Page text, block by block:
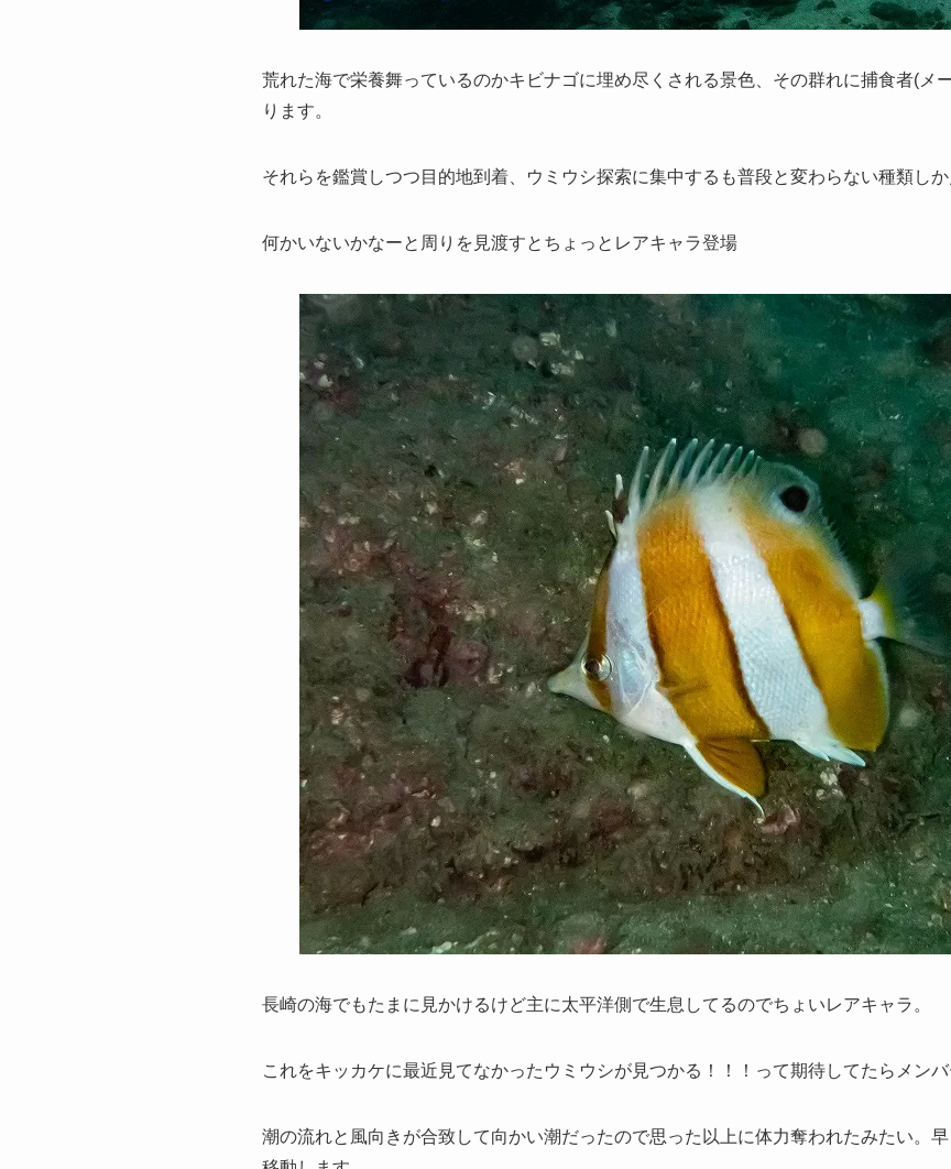
荒れた海で栄養舞っているのかキビナゴに埋め尽くされる景色、その群れに捕食者(メ
ります。
それらを鑑賞しつつ目的地到着、ウミウシ探索に集中するも普段と変わらない種類しか
何かいないかなーと周りを見渡すとちょっとレアキャラ登場
長崎の海でもたまに見かけるけど主に太平洋側で生息してるのでちょいレアキャラ。
これをキッカケに最近見てなかったウミウシが見つかる！！！って期待してたらメン
潮の流れと風向きが合致して向かい潮だったので思った以上に体力奪われたみたい。